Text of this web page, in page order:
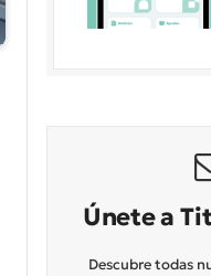
Únete a
Descubre todas